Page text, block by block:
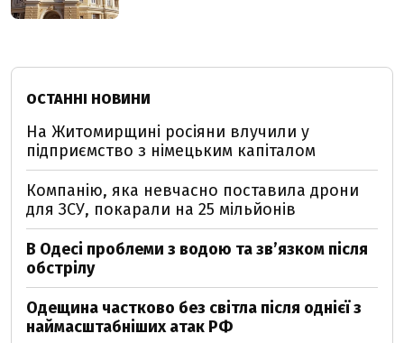
ОСТАННІ НОВИНИ
На Житомирщині росіяни влучили у
підприємство з німецьким капіталом
Компанію, яка невчасно поставила дрони
для ЗСУ, покарали на 25 мільйонів
В Одесі проблеми з водою та звʼязком після
обстрілу
Одещина частково без світла після однієї з
наймасштабніших атак РФ